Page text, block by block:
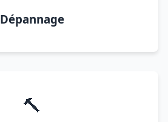
Dépannage
🔨